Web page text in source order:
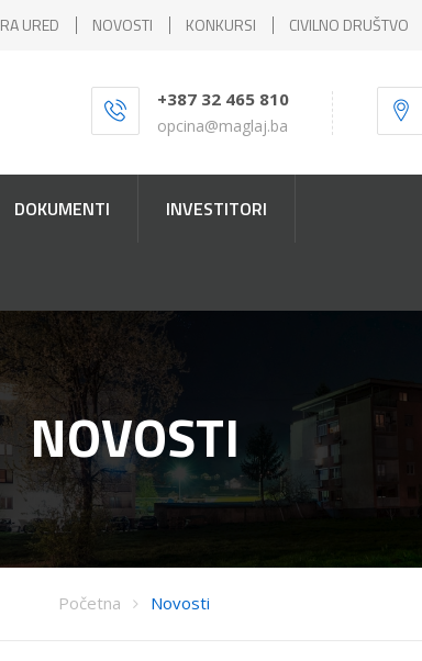
RA URED NOVOSTI KONKURSI CIVILNO DRUŠTVO
+387 32 465 810
opcina@maglaj.ba
DOKUMENTI INVESTITORI
NOVOSTI
Početna Novosti